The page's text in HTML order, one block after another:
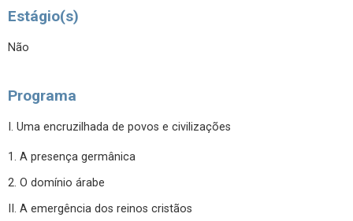
Estágio(s)
Não
Programa
I. Uma encruzilhada de povos e civilizações
1. A presença germânica
2. O domínio árabe
II. A emergência dos reinos cristãos